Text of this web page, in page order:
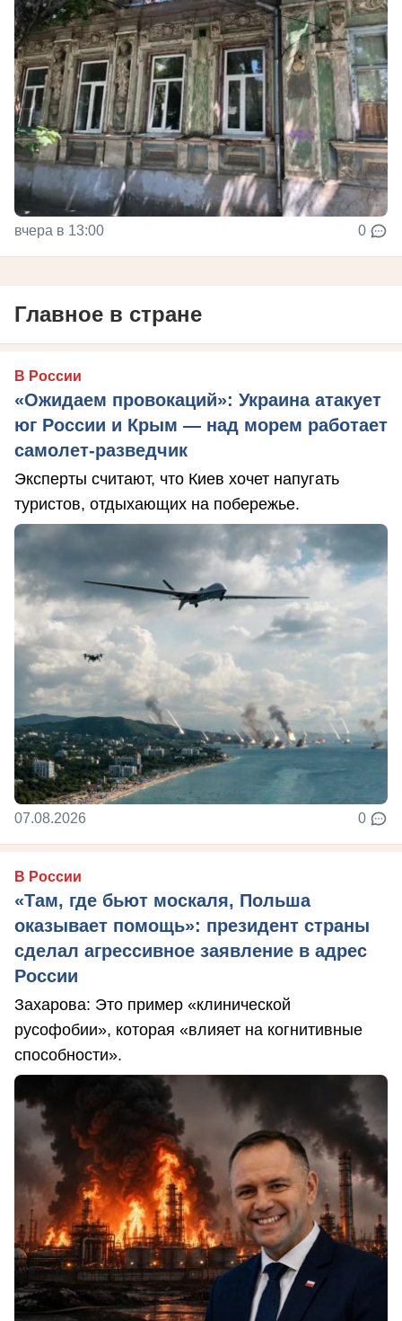
вчера в 13:00 0
Главное в стране
В России
«Ожидаем провокаций»: Украина атакует
юг России и Крым — над морем работает
самолет-разведчик
Эксперты считают, что Киев хочет напугать
туристов, отдыхающих на побережье.
07.08.2026 0
В России
«Там, где бьют москаля, Польша
оказывает помощь»: президент страны
сделал агрессивное заявление в адрес
России
Захарова: Это пример «клинической
русофобии», которая «влияет на когнитивные
способности».